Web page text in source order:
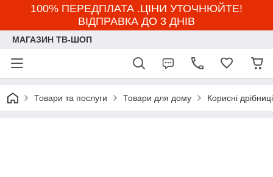
100% ПЕРЕДПЛАТА .ЦІНИ УТОЧНЮЙТЕ!
ВІДПРАВКА ДО 3 ДНІВ
МАГАЗИН ТВ-ШОП
Товари та послуги Товари для дому Корисні дрібниці